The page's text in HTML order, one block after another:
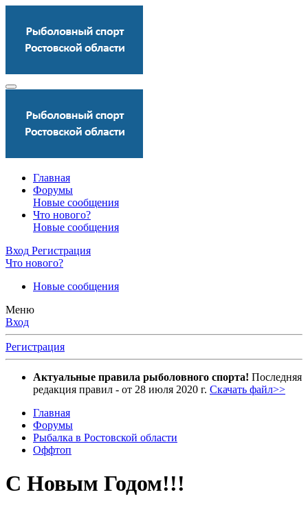
Главная
Форумы
Новые сообщения
Что нового?
Новые сообщения
Вход Регистрация
Что нового?
Новые сообщения
Меню
Вход
Регистрация
Актуальные правила рыболовного спорта! Последняя
редакция правил - от 28 июля 2020 г. Скачать файл>>
Главная
Форумы
Рыбалка в Ростовской области
Оффтоп
С Новым Годом!!!